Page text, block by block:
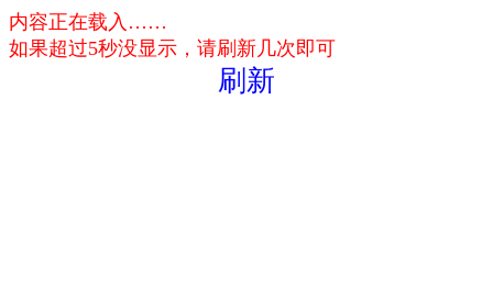
内容正在载入……
如果超过5秒没显示，请刷新几次即可
刷新